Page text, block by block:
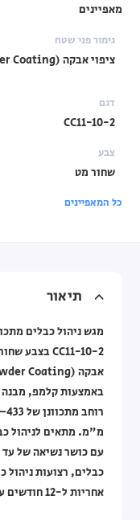
מאפיינים
גימור פני שטח
ציפוי אבקה (Powder Coating)
דגם
CC11-10-2
צבע
שחור מט
כל המאפיינים
תיאור
באמצעות קלמפ, מבנה
מ"מ. מתאים לניהול
כבלים, רצועות ניהול
אחריות ל-12 חודשים ע"י היבואן הרשמי.